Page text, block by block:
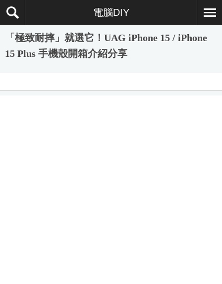
電腦DIY
「極致耐摔」就選它！UAG iPhone 15 / iPhone
15 Plus 手機殼開箱介紹分享